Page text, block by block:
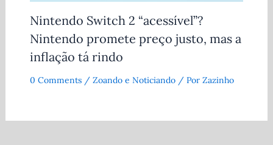
Nintendo Switch 2 “acessível”?
Nintendo promete preço justo, mas a
inflação tá rindo
0 Comments / Zoando e Noticiando/ Por Zazinho